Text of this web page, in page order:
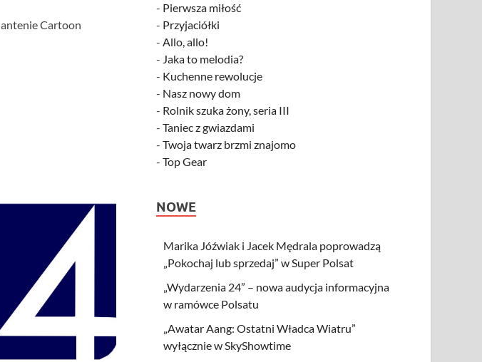
Cartoon
- Pierwsza miłość
- Przyjaciółki
-Allo, allo!
- Jaka to melodia?
- Kuchenne rewolucje
- Nasz nowy dom
- Rolnik szuka żony, seria III
-Taniec z gwiazdami
-Twoja twarz brzmi znajomo
-Top Gear
NOWE
Marika Jóźwiak i Jacek Mędrala poprowadzą
„Pokochaj lub sprzedaj” w Super Polsat
„Wydarzenia 24” – nowa audycja informacyjna
w ramówce Polsatu
„Awatar Aang: Ostatni Władca Wiatru”
wyłącznie w SkyShowtime